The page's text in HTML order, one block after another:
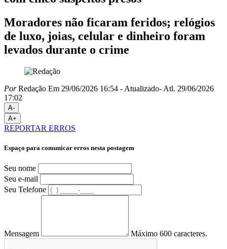
Moradores não ficaram feridos; relógios
de luxo, joias, celular e dinheiro foram
levados durante o crime
PorRedação Em 29/06/2026 16:54 - Atualizado- Atl. 29/06/2026
17:02
A-
A+
REPORTAR ERROS
Espaço para comunicar erros nesta postagem
Seu nome
Seu e-mail
Seu Telefone
Mensagem Máximo 600 caracteres.